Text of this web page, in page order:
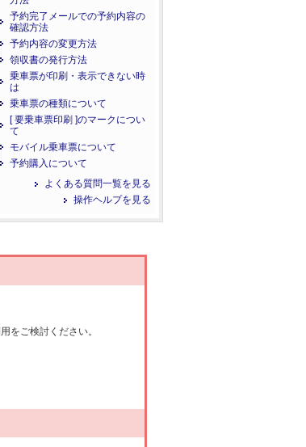
予約完了メールでの予約内容の
確認方法
予約内容の変更方法
領収書の発行方法
乗車票が印刷・表示できない時
は
乗車票の種類について
[ 要乗車票印刷 ]のマークについ
て
モバイル乗車票について
予約購入について
よくある質問一覧を見る
操作ヘルプを見る
をご検討ください。